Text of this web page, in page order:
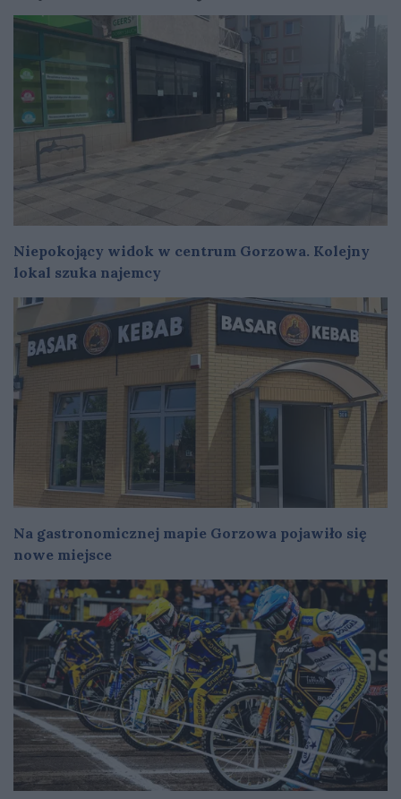
Niepokojący widok w centrum Gorzowa. Kolejny
lokal szuka najemcy
Na gastronomicznej mapie Gorzowa pojawiło się
nowe miejsce